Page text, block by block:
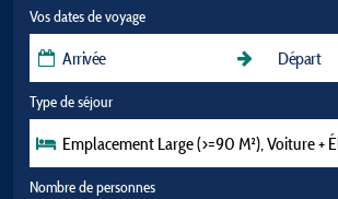
Vos dates de voyage
Type de séjour
Emplacement Large (>=90 M²), Voiture +
Nombre de personnes